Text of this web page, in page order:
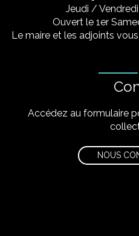
Jeudi /
Ouvert le 1er
Le maire et les adjoints
Accédez au formulaire
NOUS